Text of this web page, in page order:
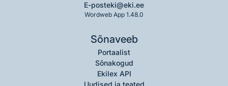
E-posteki@eki.ee
Wordweb App 1.48.0
Sõnaveeb
Portaalist
Sõnakogud
Ekilex API
Uudised ja teated